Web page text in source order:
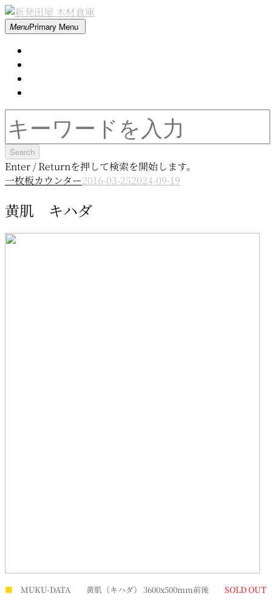
Skip
to
新
倉
庫
MenuPrimary Menu
for:
Enter / Returnを押して検索を開始します。
一枚板カウンター2016-03-252024-09-19
黄肌 キハダ
■ MUKU-DATA 黄肌（キハダ） 3600x500mm前後 SOLD OUT